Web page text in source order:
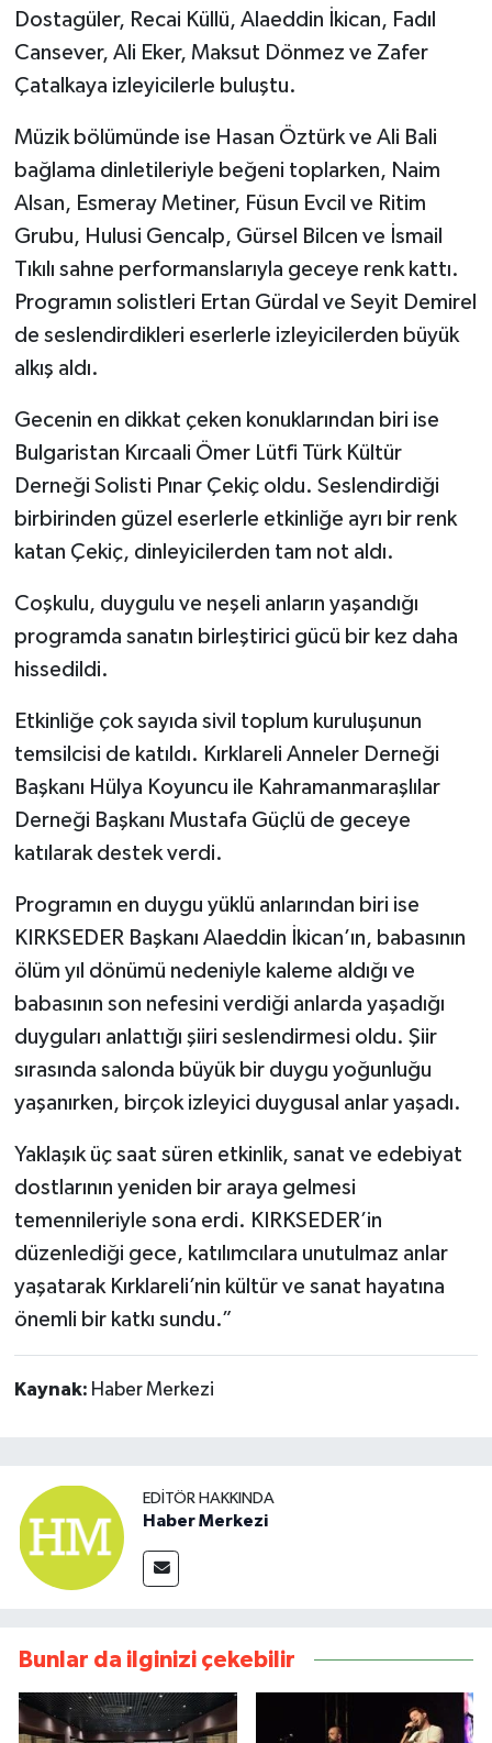
Dostagüler, Recai Küllü, Alaeddin İkican, Fadıl
Cansever, Ali Eker, Maksut Dönmez ve Zafer
Çatalkaya izleyicilerle buluştu.
Müzik bölümünde ise Hasan Öztürk ve Ali Bali
bağlama dinletileriyle beğeni toplarken, Naim
Alsan, Esmeray Metiner, Füsun Evcil ve Ritim
Grubu, Hulusi Gencalp, Gürsel Bilcen ve İsmail
Tıkılı sahne performanslarıyla geceye renk kattı.
Programın solistleri Ertan Gürdal ve Seyit Demirel
de seslendirdikleri eserlerle izleyicilerden büyük
alkış aldı.
Gecenin en dikkat çeken konuklarından biri ise
Bulgaristan Kırcaali Ömer Lütfi Türk Kültür
Derneği Solisti Pınar Çekiç oldu. Seslendirdiği
birbirinden güzel eserlerle etkinliğe ayrı bir renk
katan Çekiç, dinleyicilerden tam not aldı.
Coşkulu, duygulu ve neşeli anların yaşandığı
programda sanatın birleştirici gücü bir kez daha
hissedildi.
Etkinliğe çok sayıda sivil toplum kuruluşunun
temsilcisi de katıldı. Kırklareli Anneler Derneği
Başkanı Hülya Koyuncu ile Kahramanmaraşlılar
Derneği Başkanı Mustafa Güçlü de geceye
katılarak destek verdi.
Programın en duygu yüklü anlarından biri ise
KIRKSEDER Başkanı Alaeddin İkican’ın, babasının
ölüm yıl dönümü nedeniyle kaleme aldığı ve
babasının son nefesini verdiği anlarda yaşadığı
duyguları anlattığı şiiri seslendirmesi oldu. Şiir
sırasında salonda büyük bir duygu yoğunluğu
yaşanırken, birçok izleyici duygusal anlar yaşadı.
Yaklaşık üç saat süren etkinlik, sanat ve edebiyat
dostlarının yeniden bir araya gelmesi
temennileriyle sona erdi. KIRKSEDER’in
düzenlediği gece, katılımcılara unutulmaz anlar
yaşatarak Kırklareli’nin kültür ve sanat hayatına
önemli bir katkı sundu.”
Kaynak: Haber Merkezi
EDITÖR HAKKINDA
Haber Merkezi
Bunlar da ilginizi çekebilir